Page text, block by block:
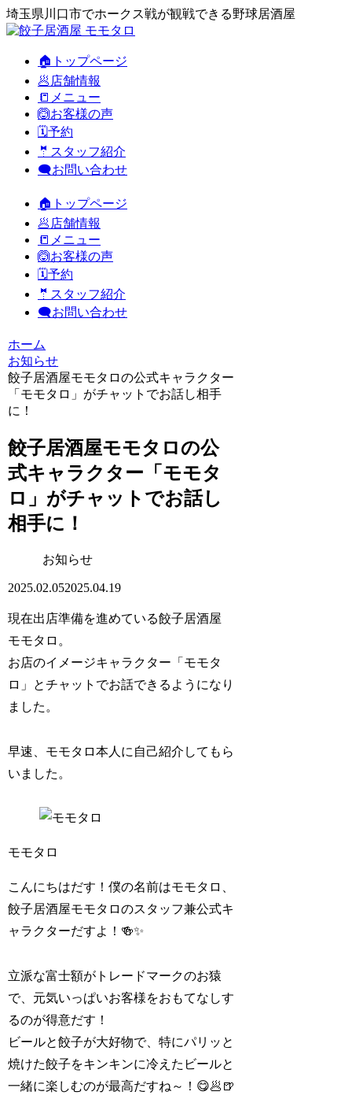
埼玉県川口市でホークス戦が観戦できる野球居酒屋
🏠トップページ
🥟店舗情報
📒メニュー
🙆お客様の声
🗓️予約
🤵スタッフ紹介
🗨️お問い合わせ
🏠トップページ
🥟店舗情報
📒メニュー
🙆お客様の声
🗓️予約
🤵スタッフ紹介
🗨️お問い合わせ
ホーム
お知らせ
餃子居酒屋モモタロの公式キャラクター
「モモタロ」がチャットでお話し相手
に！
餃子居酒屋モモタロの公
式キャラクター「モモタ
ロ」がチャットでお話し
相手に！
お知らせ
2025.02.052025.04.19
現在出店準備を進めている餃子居酒屋
モモタロ。
お店のイメージキャラクター「モモタ
ロ」とチャットでお話できるようになり
ました。
早速、モモタロ本人に自己紹介してもら
いました。
モモタロ
こんにちはだす！僕の名前はモモタロ、
餃子居酒屋モモタロのスタッフ兼公式キ
ャラクターだすよ！🍻✨
立派な富士額がトレードマークのお猿
で、元気いっぱいお客様をおもてなしす
るのが得意だす！
ビールと餃子が大好物で、特にパリッと
焼けた餃子をキンキンに冷えたビールと
一緒に楽しむのが最高だすね～！😋🥟🍺